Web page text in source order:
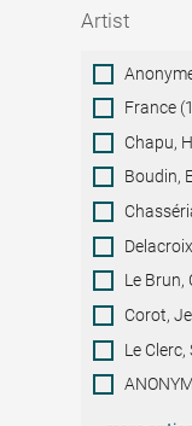
Artist
Artist
France
Chapu,
Boudin,
Le Brun,
Corot,
Le